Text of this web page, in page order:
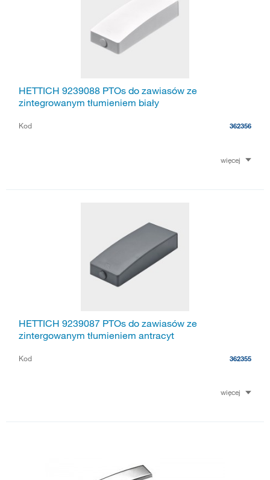
HETTICH 9239088 PTOs do zawiasów ze
zintegrowanym tłumieniem biały
Kod 362356
więcej
HETTICH 9239087 PTOs do zawiasów ze
zintergowanym tłumieniem antracyt
Kod 362355
więcej